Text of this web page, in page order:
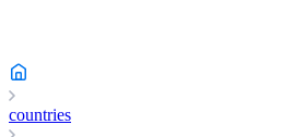
countries